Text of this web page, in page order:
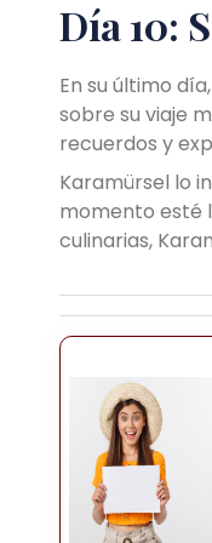
Día 10:
En su último
sobre su viaje
recuerdos y
Karamürsel lo
momento esté
culinarias,